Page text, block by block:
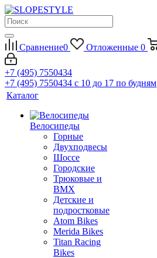
Сравнение0 Отложенные 0
+7 (495) 7550434
+7 (495) 7550434 с 10 до 17 по будням
Каталог
Велосипеды
Горные
Двухподвесы
Шоссе
Городские
Трюковые и
BMX
Детские и
подростковые
Atom Bikes
Merida Bikes
Titan Racing
Bikes